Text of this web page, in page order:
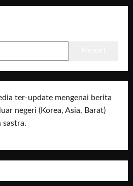
ter-update mengenai berita
negeri (Korea, Asia, Barat)
sastra.